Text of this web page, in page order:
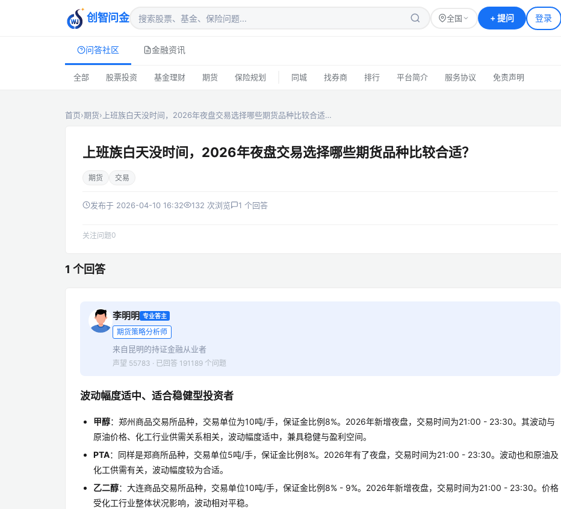
创智问金 全国 +提问 登录
问答社区 金融资讯
全部 股票投资 基金理财 期货 保险规划 同城 找券商 排行 平台简介 服务协议 免责声明
首页›期货› 上班族白天没时间，2026年夜盘交易选择哪些期货品种比较合适…
上班族白天没时间，2026年夜盘交易选择哪些期货品种比较合适？
期货 交易
发布于 2026-04-10 16:32 132 次浏览 1 个回答
关注问题0
1 个回答
李明明 专业答主
期货策略分析师
来自昆明的持证金融从业者
声望 55783 · 已回答 191189 个问题
波动幅度适中、适合稳健型投资者
甲醇：郑州商品交易所品种，交易单位为10吨/手，保证金比例8%。2026年新增夜盘，交易时间为21:00 - 23:30。其波动与
原油价格、化工行业供需关系相关，波动幅度适中，兼具稳健与盈利空间。
PTA：同样是郑商所品种，交易单位5吨/手，保证金比例8%。2026年有了夜盘，交易时间为21:00 - 23:30。波动也和原油及
化工供需有关，波动幅度较为合适。
乙二醇：大连商品交易所品种，交易单位10吨/手，保证金比例8% - 9%。2026年新增夜盘，交易时间为21:00 - 23:30。价格
受化工行业整体状况影响，波动相对平稳。